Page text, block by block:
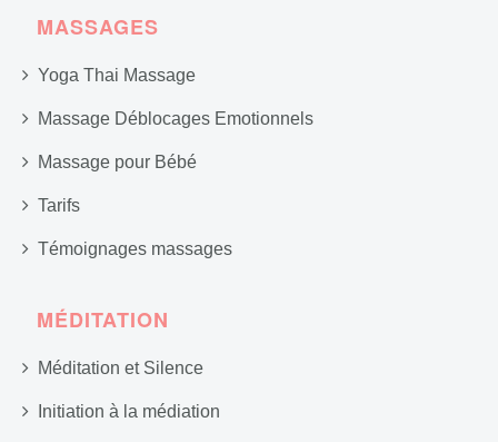
MASSAGES
Yoga Thai Massage
Massage Déblocages Emotionnels
Massage pour Bébé
Tarifs
Témoignages massages
MÉDITATION
Méditation et Silence
Initiation à la médiation